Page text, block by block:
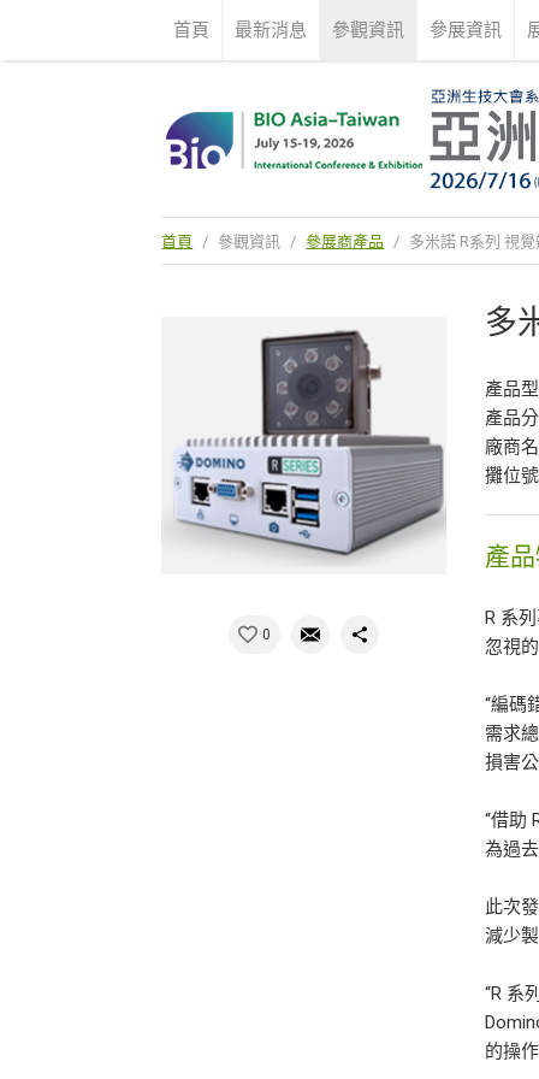
首頁 最新消息 參觀資訊 參展資訊
首頁 / 參觀資訊 / 參展商產品 / 多米諾 R系列 視
0
多
產品
產品
廠商
攤位
產
R 系
忽視
“編碼
需求
損害
“借助
為過
此次
減少
“R 系
的操